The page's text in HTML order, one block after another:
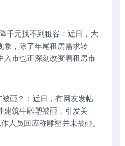
千元找不到租客：近日，大
象，除了年尾租房需求转
入市也正深刻改变着租房市
被砸？：近日，有网友发帖
建筑牛雕塑被砸，引发关
人员回应称雕塑并未被砸。